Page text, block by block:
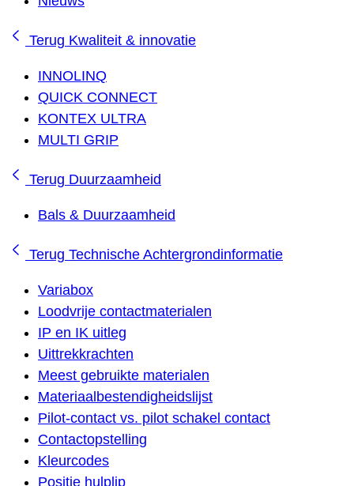
Terug Kwaliteit & innovatie
INNOLINQ
QUICK CONNECT
KONTEX ULTRA
MULTI GRIP
Terug Duurzaamheid
Bals & Duurzaamheid
Terug Technische Achtergrondinformatie
Variabox
Loodvrije contactmaterialen
IP en IK uitleg
Uittrekkrachten
Meest gebruikte materialen
Materiaalbestendigheidslijst
Pilot-contact vs. pilot schakel contact
Contactopstelling
Kleurcodes
Positie hulplip